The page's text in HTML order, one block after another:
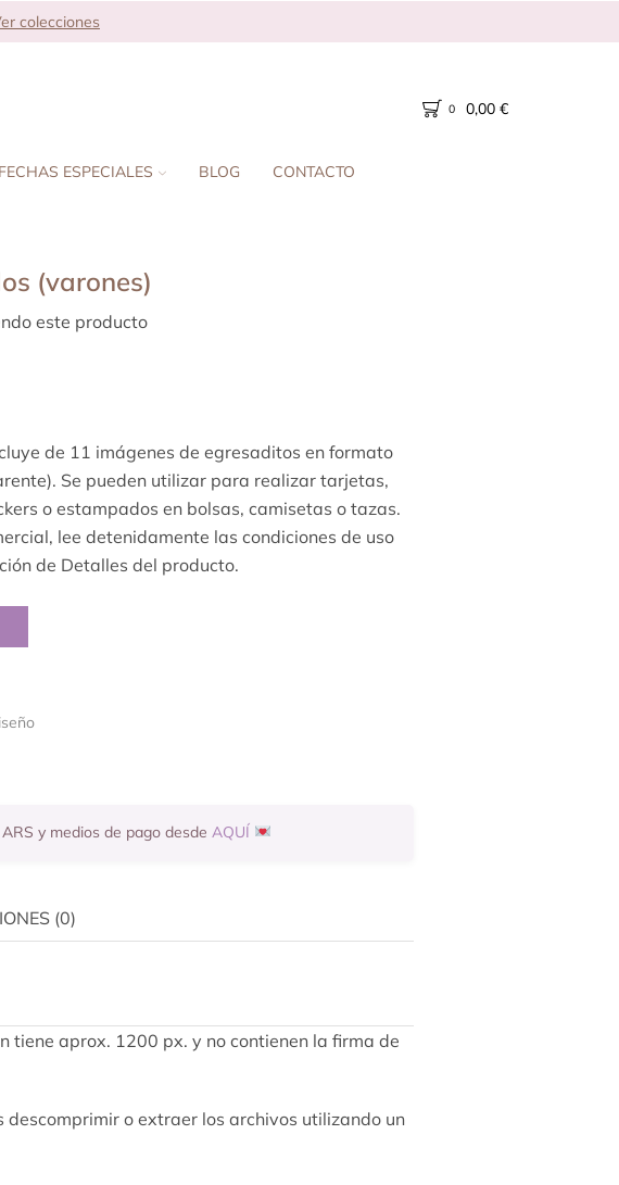
colecciones
0 0,00 €
FECHAS ESPECIALES BLOG CONTACTO
(varones)
este producto
de 11 imágenes de egresaditos en formato
Se pueden utilizar para realizar tarjetas,
o estampados en bolsas, camisetas o tazas.
lee detenidamente las condiciones de uso
de Detalles del producto.
y medios de pago desde AQUÍ
(0)
tiene aprox. 1200 px. y no contienen la firma de
o extraer los archivos utilizando un